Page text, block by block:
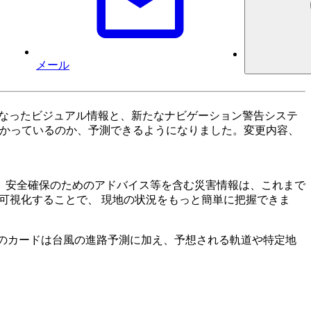
メール
ったビジュアル情報と、新たなナビゲーション警告システ
ているのか、予測できるようになりました。変更内容、
全確保のためのアドバイス等を含む災害情報は、これまで
化することで、 現地の状況をもっと簡単に把握できま
ードは台風の進路予測に加え、予想される軌道や特定地